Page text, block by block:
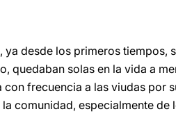
ya desde los primeros
quedaban solas en la vida a
frecuencia a las viudas por
comunidad, especialmente de